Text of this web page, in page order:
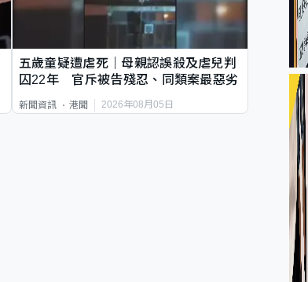
五歲童疑遭虐死｜母親認誤殺及虐兒判
囚22年 官斥被告殘忍、同類案最惡劣
新聞資訊 港聞 2026年08月05日